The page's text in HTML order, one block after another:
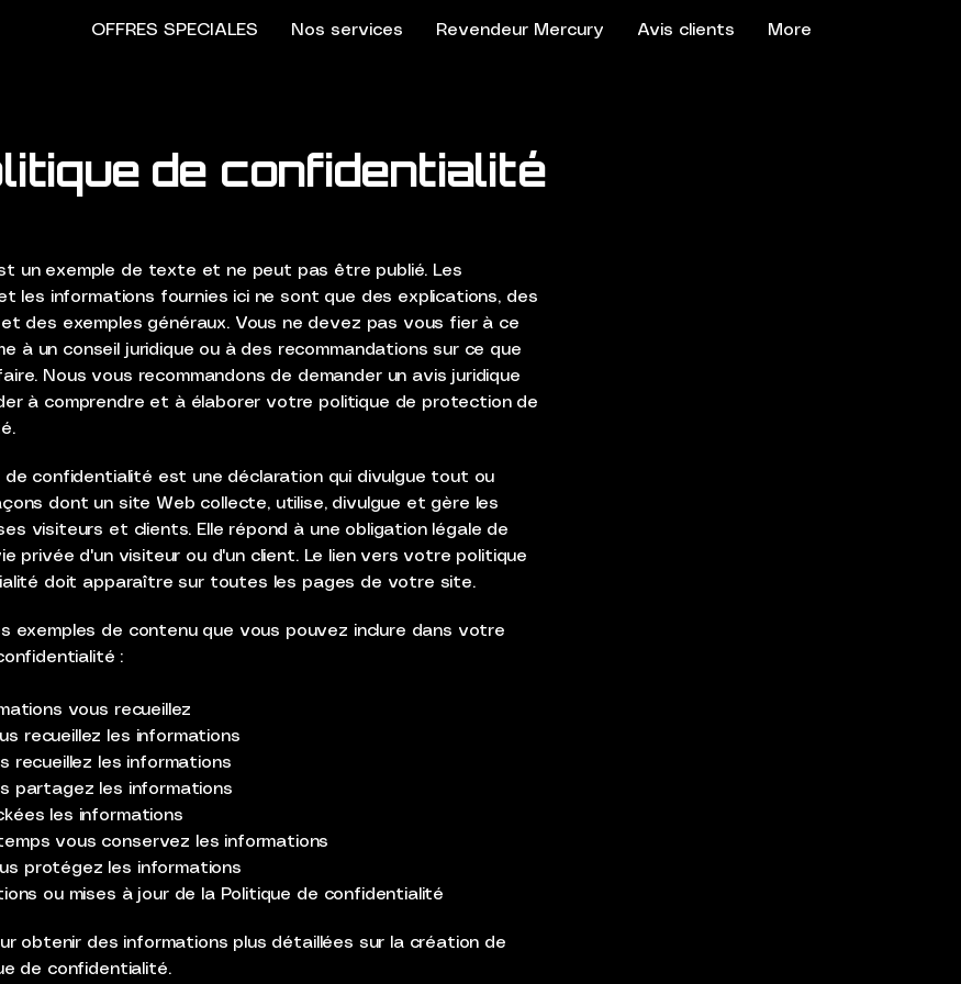
OFFRES SPECIALES Nos services Revendeur Mercury Avis clients More
de confidentialité
un exemple de texte et ne peut pas être publié. Les
les informations fournies ici ne sont que des explications, des
des exemples généraux. Vous ne devez pas vous fier à ce
à un conseil juridique ou à des recommandations sur ce que
Nous vous recommandons de demander un avis juridique
à comprendre et à élaborer votre politique de protection de
de confidentialité est une déclaration qui divulgue tout ou
dont un site Web collecte, utilise, divulgue et gère les
visiteurs et clients. Elle répond à une obligation légale de
privée d'un visiteur ou d'un client. Le lien vers votre politique
doit apparaître sur toutes les pages de votre site.
exemples de contenu que vous pouvez inclure dans votre
:
vous recueillez
recueillez les informations
recueillez les informations
partagez les informations
les informations
vous conservez les informations
protégez les informations
ou mises à jour de la Politique de confidentialité
obtenir des informations plus détaillées sur la création de
de confidentialité.